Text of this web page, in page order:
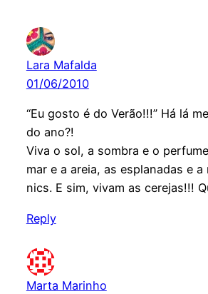
Lara Mafalda
01/06/2010
“Eu gosto é do Verão!!!” Há lá
do ano?!
Viva o sol, a sombra e o
mar e a areia, as esplanadas e
nics. E sim, vivam as cerejas!!!
Reply
Marta Marinho